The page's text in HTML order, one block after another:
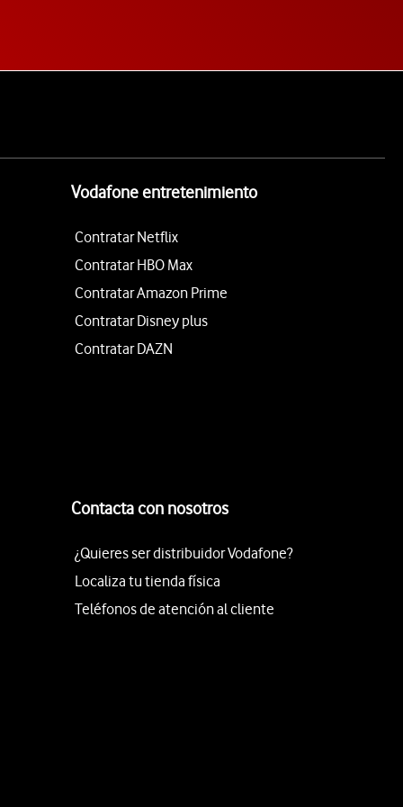
Vodafone entretenimiento
Contratar Netflix
Contratar HBO Max
Contratar Amazon Prime
Contratar Disney plus
Contratar DAZN
Contacta con nosotros
¿Quieres ser distribuidor Vodafone?
Localiza tu tienda física
Teléfonos de atención al cliente